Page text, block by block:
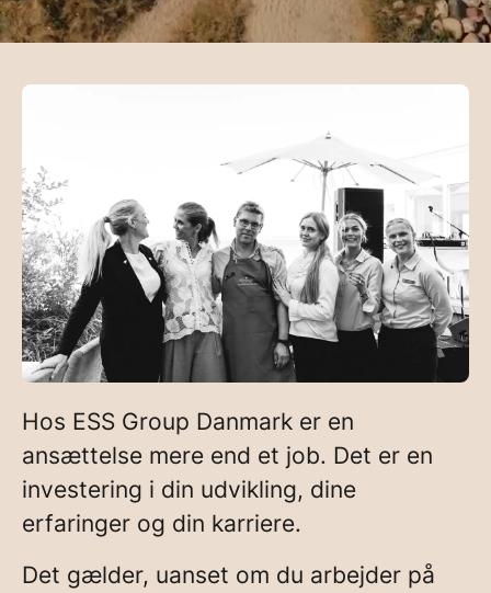
Hos ESS Group Danmark er en
ansættelse mere end et job. Det er en
investering i din udvikling, dine
erfaringer og din karriere.
Det gælder, uanset om du arbejder på